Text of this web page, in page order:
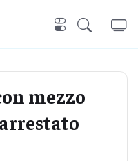
mezzo